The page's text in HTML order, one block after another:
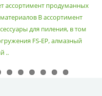
ассортимент продуманных
В ассортимент
для пиления, в том
FS-EP, алмазный
..